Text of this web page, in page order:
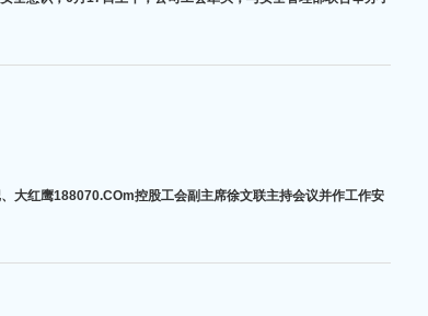
大红鹰188070.COm控股工会副主席徐文联主持会议并作工作安